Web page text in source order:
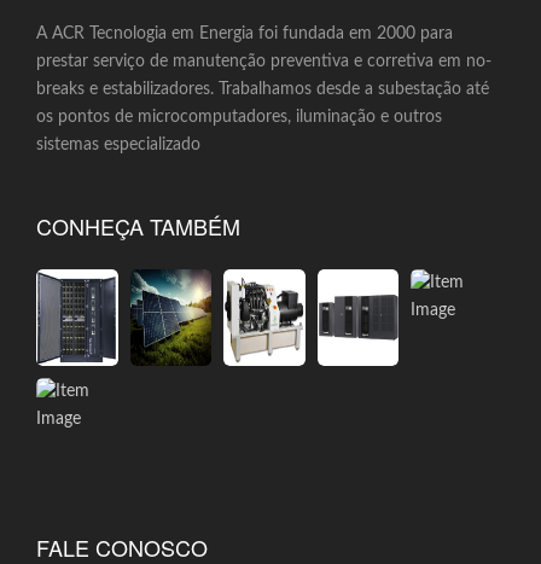
A ACR Tecnologia em Energia foi fundada em 2000 para
prestar serviço de manutenção preventiva e corretiva em no-
breaks e estabilizadores. Trabalhamos desde a subestação até
os pontos de microcomputadores, iluminação e outros
sistemas especializado
CONHEÇA TAMBÉM
FALE CONOSCO